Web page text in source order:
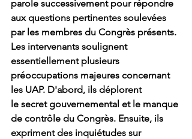
parole successivement pour répondre
aux questions pertinentes soulevées
par les membres du Congrès présents.
Les intervenants soulignent
essentiellement plusieurs
préoccupations majeures concernant
les UAP. D'abord, ils déplorent
le secret gouvernemental et le manque
de contrôle du Congrès. Ensuite, ils
expriment des inquiétudes sur